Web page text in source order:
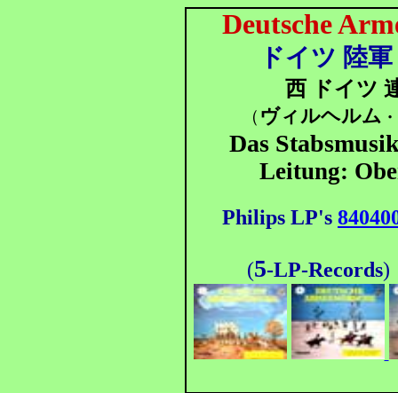
Deutsche
ドイツ 陸
西 ドイツ
（ ヴィルヘルム
Das
Leitung:
Philips LP's
(5-LP-Records)